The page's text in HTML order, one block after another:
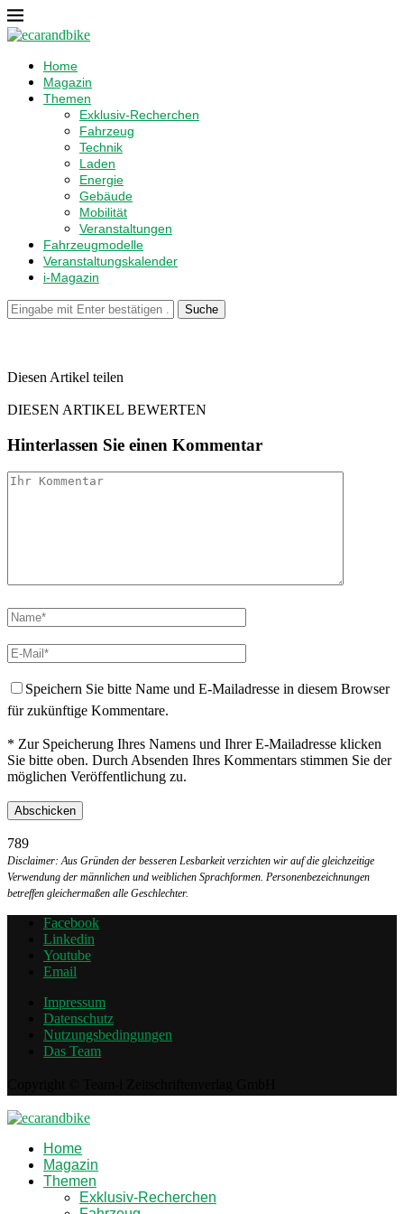
Home
Magazin
Themen
Exklusiv-Recherchen
Fahrzeug
Technik
Laden
Energie
Gebäude
Mobilität
Veranstaltungen
Fahrzeugmodelle
Veranstaltungskalender
i-Magazin
Suche
Diesen Artikel teilen
DIESEN ARTIKEL BEWERTEN
Hinterlassen Sie einen Kommentar
Speichern Sie bitte Name und E-Mailadresse in diesem Browser
für zukünftige Kommentare.
* Zur Speicherung Ihres Namens und Ihrer E-Mailadresse klicken
Sie bitte oben. Durch Absenden Ihres Kommentars stimmen Sie der
möglichen Veröffentlichung zu.
789
Disclaimer: Aus Gründen der besseren Lesbarkeit verzichten wir auf die gleichzeitige
Verwendung der männlichen und weiblichen Sprachformen. Personenbezeichnungen
betreffen gleichermaßen alle Geschlechter.
Facebook
Linkedin
Youtube
Email
Impressum
Datenschutz
Nutzungsbedingungen
Das Team
Home
Magazin
Themen
Exklusiv-Recherchen